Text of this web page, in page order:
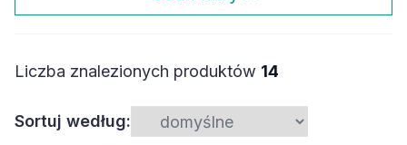
Liczba znalezionych produktów 14
Sortuj według: